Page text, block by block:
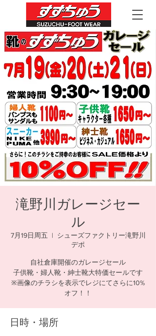
滝野川ガレージセー
ル
7月19日周五
  |
シューズファクトリー滝野川
デポ
自社倉庫開催のガレージセール
子供靴・婦人靴・紳士靴大特価セールです
※画像のチラシを表示でレジにてさらに10%
日時・場所